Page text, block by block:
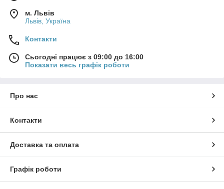
м. Львів
Львів, Україна
Контакти
Сьогодні працює з 09:00 до 16:00
Показати весь графік роботи
Про нас
Контакти
Доставка та оплата
Графік роботи